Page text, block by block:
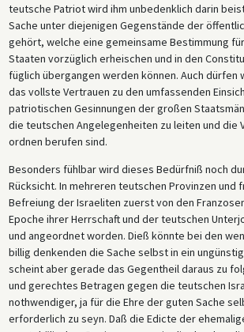
teutsche Patriot wird ihm unbedenklich darin
Sache unter diejenigen Gegenstände der
gehört, welche eine gemeinsame Bestimmung
Staaten vorzüglich erheischen und in den
füglich übergangen werden können. Auch dürfen
das vollste Vertrauen zu den umfassenden
patriotischen Gesinnungen der großen
die teutschen Angelegenheiten zu leiten und die
ordnen berufen sind.
Besonders fühlbar wird dieses Bedürfniß noch
Rücksicht. In mehreren teutschen Provinzen und
Befreiung der Israeliten zuerst von den
Epoche ihrer Herrschaft und der teutschen
und angeordnet worden. Dieß könnte bei den
billig denkenden die Sache selbst in ein
scheint aber gerade das Gegentheil daraus zu
und gerechtes Betragen gegen die teutschen
nothwendiger, ja für die Ehre der guten Sache
erforderlich zu seyn. Daß die Edicte der